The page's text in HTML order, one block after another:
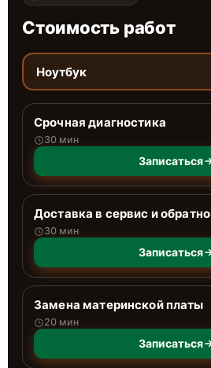
Стоимость работ
Ноутбук
Срочная диагностика
30 мин
Записаться
Доставка в сервис и обратно
30 мин
Записаться
Замена материнской платы
20 мин
Записаться